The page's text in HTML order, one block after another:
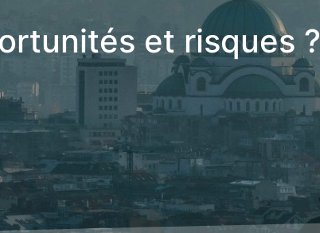
et risques ?